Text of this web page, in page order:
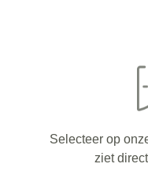
Selecteer op
ziet